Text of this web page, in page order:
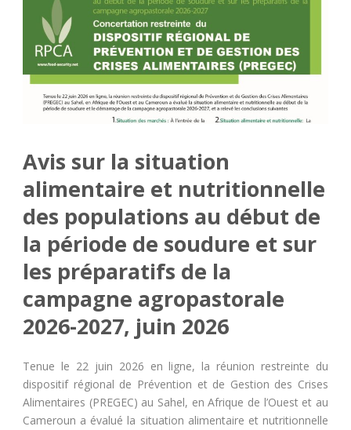
Avis sur la situation
alimentaire et nutritionnelle
des populations au début de
la période de soudure et sur
les préparatifs de la
campagne agropastorale
2026-2027, juin 2026
Tenue le 22 juin 2026 en ligne, la réunion restreinte du
dispositif régional de Prévention et de Gestion des Crises
Alimentaires (PREGEC) au Sahel, en Afrique de l’Ouest et au
Cameroun a évalué la situation alimentaire et nutritionnelle